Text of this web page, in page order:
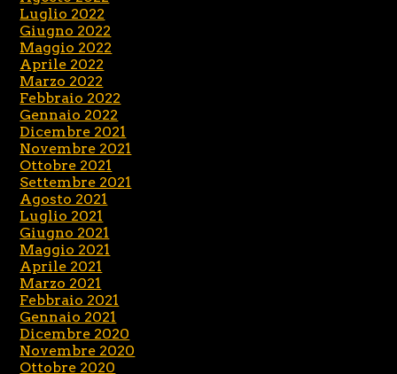
Luglio 2022
Giugno 2022
Maggio 2022
Aprile 2022
Marzo 2022
Febbraio 2022
Gennaio 2022
Dicembre 2021
Novembre 2021
Ottobre 2021
Settembre 2021
Agosto 2021
Luglio 2021
Giugno 2021
Maggio 2021
Aprile 2021
Marzo 2021
Febbraio 2021
Gennaio 2021
Dicembre 2020
Novembre 2020
Ottobre 2020